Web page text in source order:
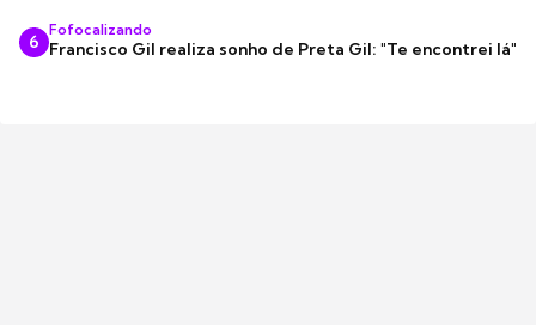
6
Fofocalizando
Francisco Gil realiza sonho de Preta Gil: "Te encontrei lá"